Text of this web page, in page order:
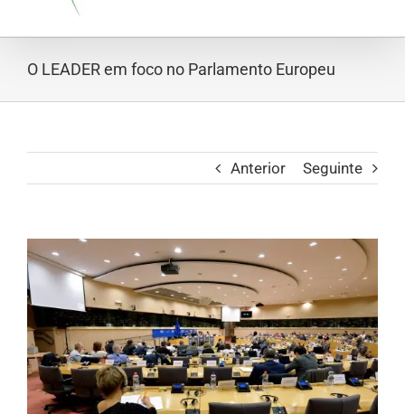
O LEADER em foco no Parlamento Europeu
Anterior Seguinte
View
Larger
Image